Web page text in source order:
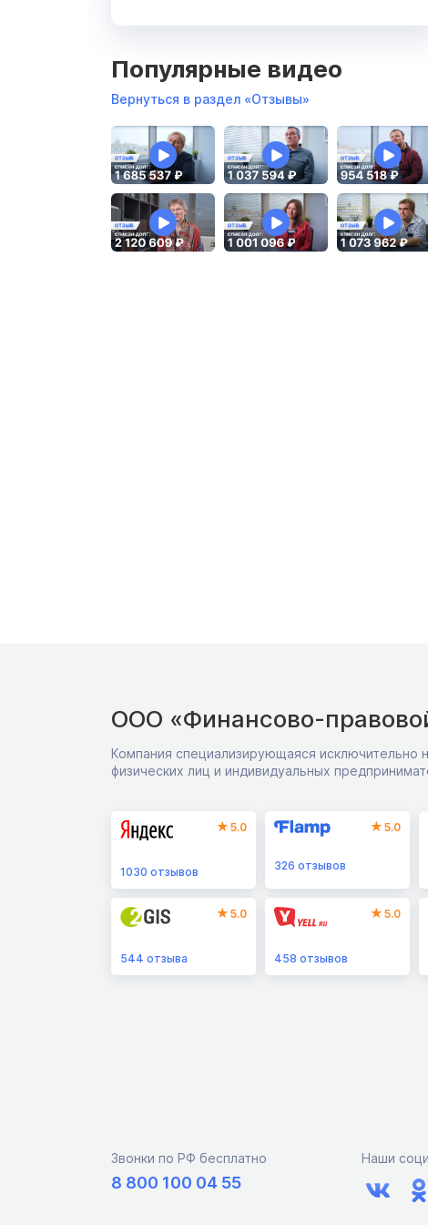
Популярные видео
Вернуться в раздел «Отзывы»
ООО «Финансово-
Компания специализирующаяся исключительно
физических лиц и индивидуальных
5.0
1030 отзывов
5.0
326 отзывов
5.0
544 отзыва
5.0
458 отзывов
Звонки по РФ бесплатно
8 800 100 04 55
Наши